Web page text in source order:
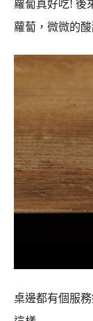
蘿蔔真好吃! 後
蘿蔔，微微的
桌邊都有個服